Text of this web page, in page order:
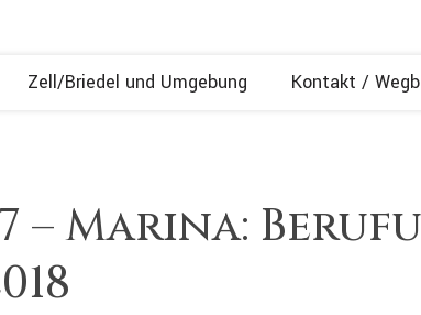
Zell/Briedel und Umgebung Kontakt /
– Marina: